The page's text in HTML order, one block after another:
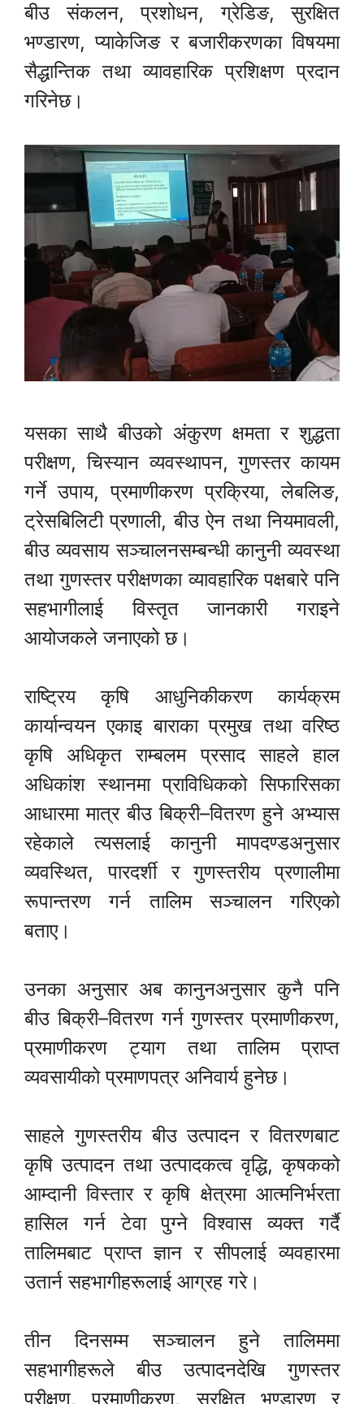
बीउ संकलन, प्रशोधन, ग्रेडिङ, सुरक्षित
भण्डारण, प्याकेजिङ र बजारीकरणका विषयमा
सैद्धान्तिक तथा व्यावहारिक प्रशिक्षण प्रदान
गरिनेछ।
यसका साथै बीउको अंकुरण क्षमता र शुद्धता
परीक्षण, चिस्यान व्यवस्थापन, गुणस्तर कायम
गर्ने उपाय, प्रमाणीकरण प्रक्रिया, लेबलिङ,
ट्रेसबिलिटी प्रणाली, बीउ ऐन तथा नियमावली,
बीउ व्यवसाय सञ्चालनसम्बन्धी कानुनी व्यवस्था
तथा गुणस्तर परीक्षणका व्यावहारिक पक्षबारे पनि
सहभागीलाई विस्तृत जानकारी गराइने
आयोजकले जनाएको छ।
राष्ट्रिय कृषि आधुनिकीकरण कार्यक्रम
कार्यान्वयन एकाइ बाराका प्रमुख तथा वरिष्ठ
कृषि अधिकृत राम्बलम प्रसाद साहले हाल
अधिकांश स्थानमा प्राविधिकको सिफारिसका
आधारमा मात्र बीउ बिक्री–वितरण हुने अभ्यास
रहेकाले त्यसलाई कानुनी मापदण्डअनुसार
व्यवस्थित, पारदर्शी र गुणस्तरीय प्रणालीमा
रूपान्तरण गर्न तालिम सञ्चालन गरिएको
बताए।
उनका अनुसार अब कानुनअनुसार कुनै पनि
बीउ बिक्री–वितरण गर्न गुणस्तर प्रमाणीकरण,
प्रमाणीकरण ट्याग तथा तालिम प्राप्त
व्यवसायीको प्रमाणपत्र अनिवार्य हुनेछ।
साहले गुणस्तरीय बीउ उत्पादन र वितरणबाट
कृषि उत्पादन तथा उत्पादकत्व वृद्धि, कृषकको
आम्दानी विस्तार र कृषि क्षेत्रमा आत्मनिर्भरता
हासिल गर्न टेवा पुग्ने विश्वास व्यक्त गर्दै
तालिमबाट प्राप्त ज्ञान र सीपलाई व्यवहारमा
उतार्न सहभागीहरूलाई आग्रह गरे।
तीन दिनसम्म सञ्चालन हुने तालिममा
सहभागीहरूले बीउ उत्पादनदेखि गुणस्तर
परीक्षण, प्रमाणीकरण, सुरक्षित भण्डारण र